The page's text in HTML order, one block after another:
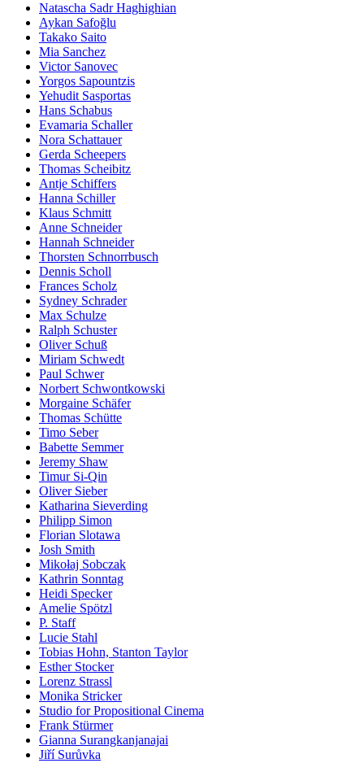
Natascha Sadr Haghighian
Aykan Safoğlu
Takako Saito
Mia Sanchez
Victor Sanovec
Yorgos Sapountzis
Yehudit Sasportas
Hans Schabus
Evamaria Schaller
Nora Schattauer
Gerda Scheepers
Thomas Scheibitz
Antje Schiffers
Hanna Schiller
Klaus Schmitt
Anne Schneider
Hannah Schneider
Thorsten Schnorrbusch
Dennis Scholl
Frances Scholz
Sydney Schrader
Max Schulze
Ralph Schuster
Oliver Schuß
Miriam Schwedt
Paul Schwer
Norbert Schwontkowski
Morgaine Schäfer
Thomas Schütte
Timo Seber
Babette Semmer
Jeremy Shaw
Timur Si-Qin
Oliver Sieber
Katharina Sieverding
Philipp Simon
Florian Slotawa
Josh Smith
Mikołaj Sobczak
Kathrin Sonntag
Heidi Specker
Amelie Spötzl
P. Staff
Lucie Stahl
Tobias Hohn, Stanton Taylor
Esther Stocker
Lorenz Strassl
Monika Stricker
Studio for Propositional Cinema
Frank Stürmer
Gianna Surangkanjanajai
Jiří Surůvka